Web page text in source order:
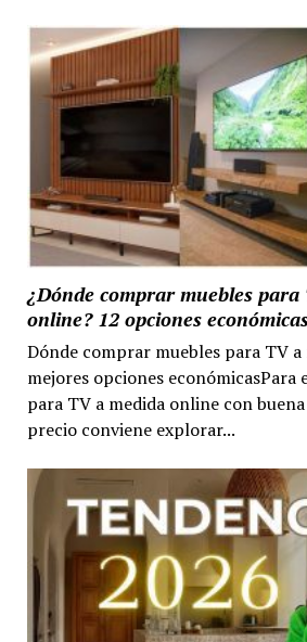
¿Dónde comprar muebles
online? 12 opciones
Dónde comprar muebles para TV
mejores opciones
para TV a medida online con
precio conviene explorar...